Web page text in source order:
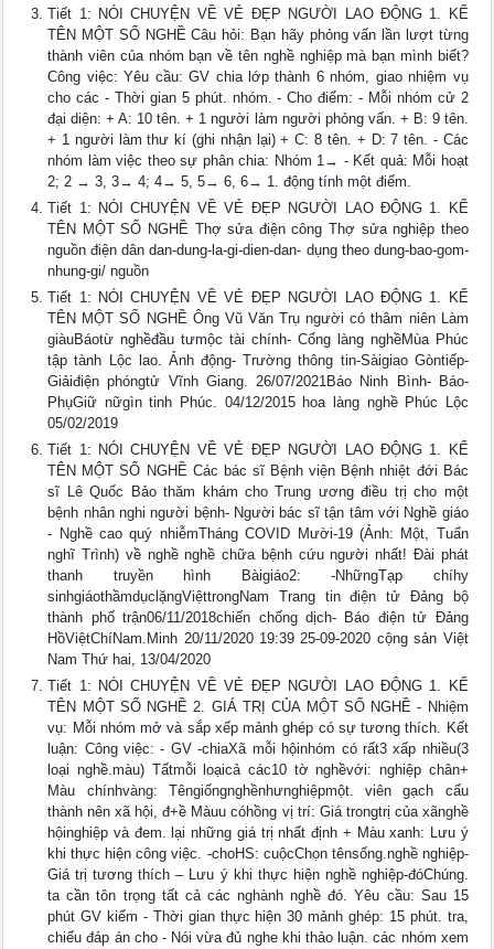
Tiết 1: NÓI CHUYỆN VỀ VẺ ĐẸP NGƯỜI LAO ĐỘNG 1. KỂ
TÊN MỘT SỐ NGHỀ Câu hỏi: Bạn hãy phỏng vấn lần lượt từng
thành viên của nhóm bạn về tên nghề nghiệp mà bạn mình biết?
Công việc: Yêu cầu: GV chia lớp thành 6 nhóm, giao nhiệm vụ
cho các - Thời gian 5 phút. nhóm. - Cho điểm: - Mỗi nhóm cử 2
đại diện: + A: 10 tên. + 1 người làm người phỏng vấn. + B: 9 tên.
+ 1 người làm thư kí (ghi nhận lại) + C: 8 tên. + D: 7 tên. - Các
nhóm làm việc theo sự phân chia: Nhóm 1→ - Kết quả: Mỗi hoạt
2; 2 → 3, 3→ 4; 4→ 5, 5→ 6, 6→ 1. động tính một điểm.
Tiết 1: NÓI CHUYỆN VỀ VẺ ĐẸP NGƯỜI LAO ĐỘNG 1. KỂ
TÊN MỘT SỐ NGHỀ Thợ sửa điện công Thợ sửa nghiệp theo
nguồn điện dân dan-dung-la-gi-dien-dan- dụng theo dung-bao-gom-
nhung-gi/ nguồn
Tiết 1: NÓI CHUYỆN VỀ VẺ ĐẸP NGƯỜI LAO ĐỘNG 1. KỂ
TÊN MỘT SỐ NGHỀ Ông Vũ Văn Trụ người có thâm niên Làm
giàuBáotừ nghềđầu tưmộc tài chính- Cổng làng nghềMùa Phúc
tập tành Lộc lao. Ảnh động- Trường thông tin-Sàigiao Gòntiếp-
Giảiđiện phóngtử Vĩnh Giang. 26/07/2021Báo Ninh Bình- Báo-
PhụGiữ nữgìn tinh Phúc. 04/12/2015 hoa làng nghề Phúc Lộc
05/02/2019
Tiết 1: NÓI CHUYỆN VỀ VẺ ĐẸP NGƯỜI LAO ĐỘNG 1. KỂ
TÊN MỘT SỐ NGHỀ Các bác sĩ Bệnh viện Bệnh nhiệt đới Bác
sĩ Lê Quốc Bảo thăm khám cho Trung ương điều trị cho một
bệnh nhân nghi người bệnh- Người bác sĩ tận tâm với Nghề giáo
- Nghề cao quý nhiễmTháng COVID Mười-19 (Ảnh: Một, Tuấn
nghĩ Trình) về nghề nghề chữa bệnh cứu người nhất! Đài phát
thanh truyền hình Bàigiáo2: -NhữngTạp chíhy
sinhgiáothầmdụclặngViệttrongNam Trang tin điện tử Đảng bộ
thành phố trận06/11/2018chiến chống dịch- Báo điện tử Đảng
HồViệtChíNam.Minh 20/11/2020 19:39 25-09-2020 cộng sản Việt
Nam Thứ hai, 13/04/2020
Tiết 1: NÓI CHUYỆN VỀ VẺ ĐẸP NGƯỜI LAO ĐỘNG 1. KỂ
TÊN MỘT SỐ NGHỀ 2. GIÁ TRỊ CỦA MỘT SỐ NGHỀ - Nhiệm
vụ: Mỗi nhóm mở và sắp xếp mảnh ghép có sự tương thích. Kết
luận: Công việc: - GV -chiaXã mỗi hộinhóm có rất3 xấp nhiều(3
loại nghề.màu) Tấtmỗi loạicả các10 tờ nghềvới: nghiệp chân+
Màu chínhvàng: Têngiốngnghềnhưnghiệpmột. viên gạch cấu
thành nên xã hội, đ+ề Màuu cóhồng vị trí: Giá trongtrị của xãnghề
hộinghiệp và đem. lại những giá trị nhất định + Màu xanh: Lưu ý
khi thực hiện công việc. -choHS: cuộcChọn tênsống.nghề nghiệp-
Giá trị tương thích – Lưu ý khi thực hiện nghề nghiệp-đóChúng.
ta cần tôn trọng tất cả các nghành nghề đó. Yêu cầu: Sau 15
phút GV kiểm - Thời gian thực hiện 30 mảnh ghép: 15 phút. tra,
chiếu đáp án cho - Nói vừa đủ nghe khi thảo luận. các nhóm xem